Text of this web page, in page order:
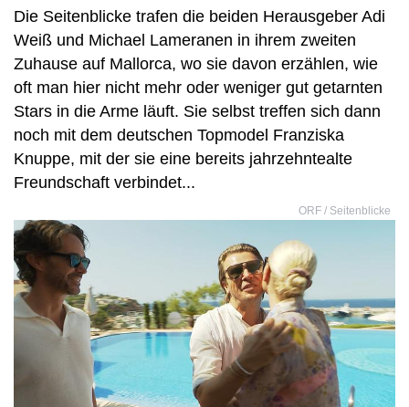
Die Seitenblicke trafen die beiden Herausgeber Adi
Weiß und Michael Lameranen in ihrem zweiten
Zuhause auf Mallorca, wo sie davon erzählen, wie
oft man hier nicht mehr oder weniger gut getarnten
Stars in die Arme läuft. Sie selbst treffen sich dann
noch mit dem deutschen Topmodel Franziska
Knuppe, mit der sie eine bereits jahrzehntealte
Freundschaft verbindet...
ORF / Seitenblicke